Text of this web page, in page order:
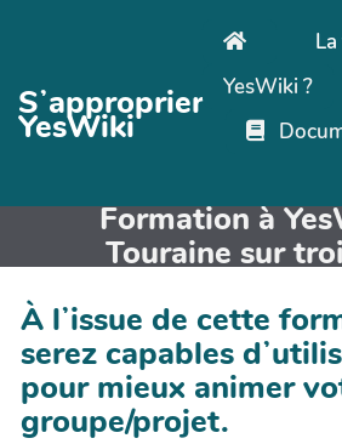
Aller au contenu principal
Sʼapproprier
YesWiki
YesWiki ?
Formation à
Touraine sur
À lʼissue de cette
serez capables
pour mieux animer
groupe/projet.